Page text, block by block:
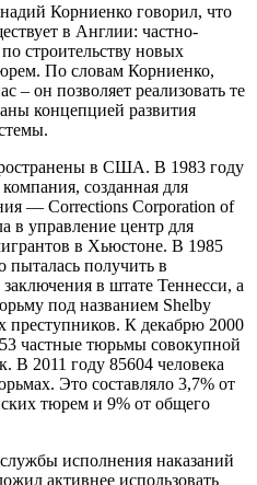
Корниенко говорил, что
в Англии: частно-
строительству новых
По словам Корниенко,
– он позволяет реализовать те
концепцией развития
в США. В 1983 году
созданная для
— Corrections Corporation of
в управление центр для
в Хьюстоне. В 1985
пыталась получить в
в штате Теннесси, а
под названием Shelby
преступников. К декабрю 2000
частные тюрьмы совокупной
В 2011 году 85604 человека
Это составляло 3,7% от
тюрем и 9% от общего
исполнения наказаний
активнее использовать